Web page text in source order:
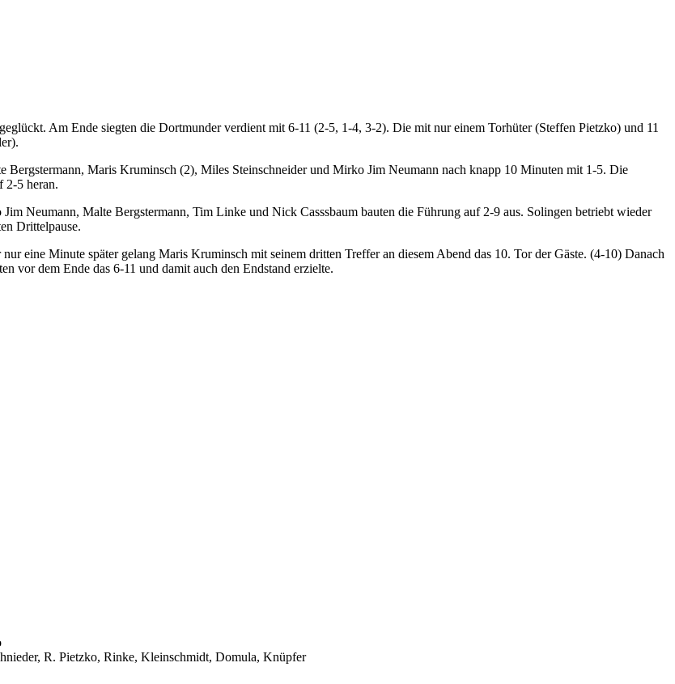
Am Ende siegten die Dortmunder verdient mit 6-11 (2-5, 1-4, 3-2). Die mit nur einem Torhüter (Steffen Pietzko) und 11
Bergstermann, Maris Kruminsch (2), Miles Steinschneider und Mirko Jim Neumann nach knapp 10 Minuten mit 1-5. Die
2-5 heran.
Neumann, Malte Bergstermann, Tim Linke und Nick Casssbaum bauten die Führung auf 2-9 aus. Solingen betriebt wieder
Drittelpause.
eine Minute später gelang Maris Kruminsch mit seinem dritten Treffer an diesem Abend das 10. Tor der Gäste. (4-10) Danach
vor dem Ende das 6-11 und damit auch den Endstand erzielte.
R. Pietzko, Rinke, Kleinschmidt, Domula, Knüpfer